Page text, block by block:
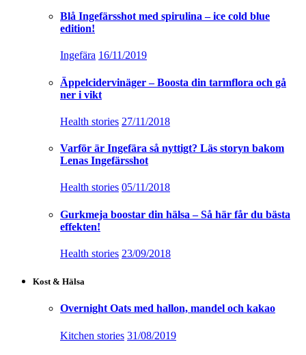
Blå Ingefärsshot med spirulina – ice cold blue
edition!
Ingefära 16/11/2019
Äppelcidervinäger – Boosta din tarmflora och gå
ner i vikt
Health stories 27/11/2018
Varför är Ingefära så nyttigt? Läs storyn bakom
Lenas Ingefärsshot
Health stories 05/11/2018
Gurkmeja boostar din hälsa – Så här får du bästa
effekten!
Health stories 23/09/2018
Kost & Hälsa
Overnight Oats med hallon, mandel och kakao
Kitchen stories 31/08/2019